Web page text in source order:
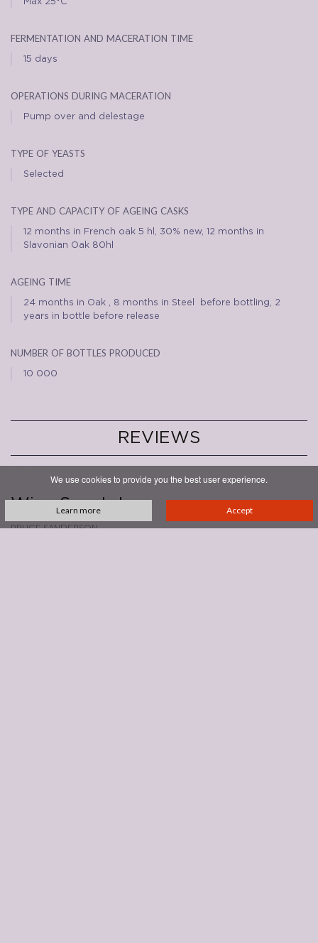
fermentation and maceration time
15 days
operations during maceration
Pump over and delestage
type of yeasts
Selected
type and capacity of ageing casks
12 months in French oak 5 hl, 30% new, 12 months in
Slavonian Oak 80hl
ageing time
24 months in Oak , 8 months in Steel before bottling, 2
years in bottle before release
number of bottles produced
10 000
REVIEWS
Wine Spectator
bruce sanderson
We use cookies to provide you the best user experience.
Learn more Accept